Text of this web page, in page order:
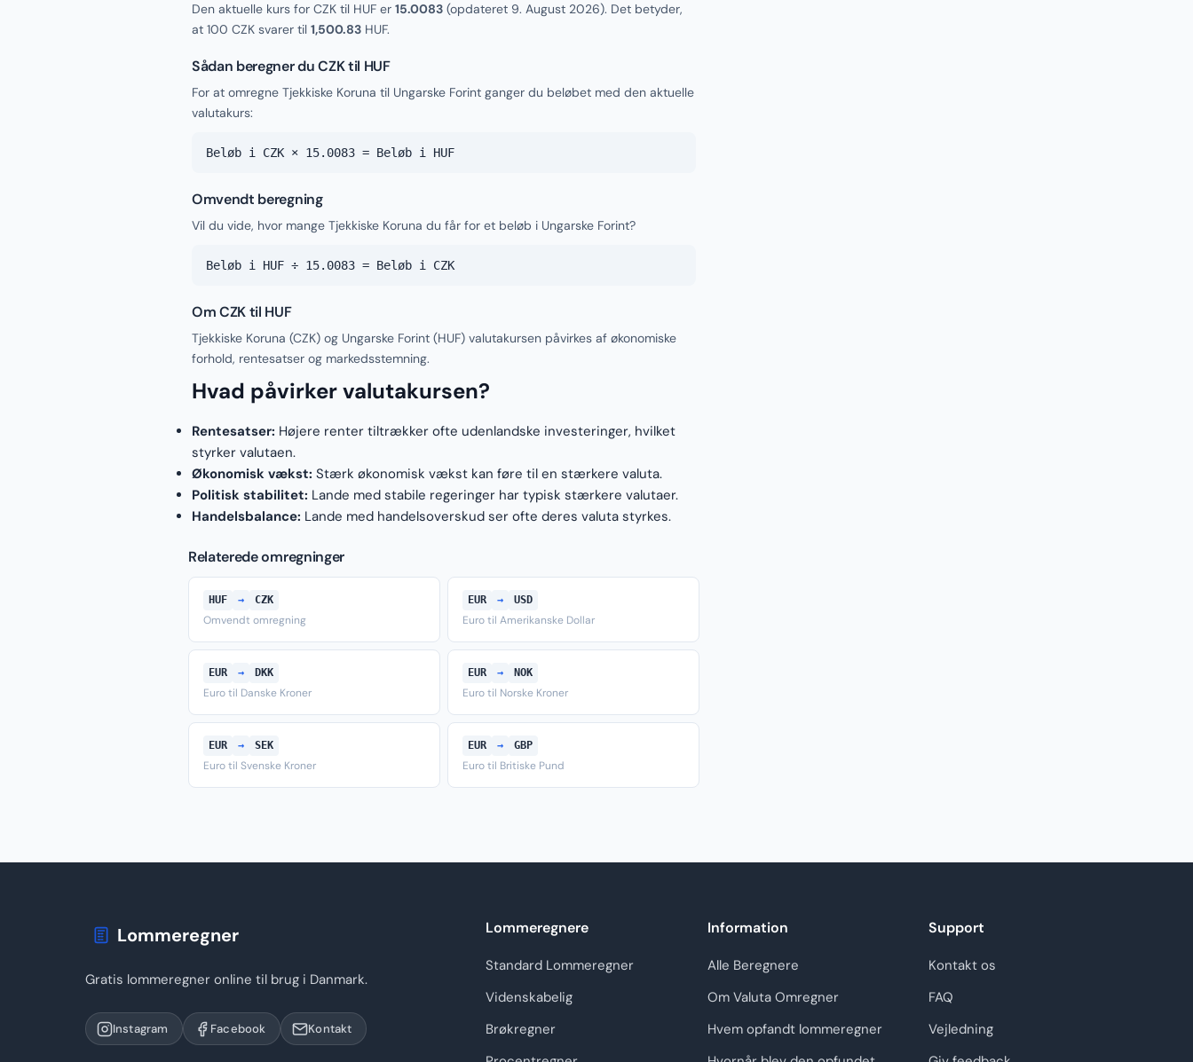
Den aktuelle kurs for CZK til HUF er 15.0083 (opdateret 9. August 2026). Det betyder,
at 100 CZK svarer til 1,500.83 HUF.
Sådan beregner du CZK til HUF
For at omregne Tjekkiske Koruna til Ungarske Forint ganger du beløbet med den aktuelle
valutakurs:
Beløb i CZK × 15.0083 = Beløb i HUF
Omvendt beregning
Vil du vide, hvor mange Tjekkiske Koruna du får for et beløb i Ungarske Forint?
Beløb i HUF ÷ 15.0083 = Beløb i CZK
Om CZK til HUF
Tjekkiske Koruna (CZK) og Ungarske Forint (HUF) valutakursen påvirkes af økonomiske
forhold, rentesatser og markedsstemning.
Hvad påvirker valutakursen?
Rentesatser: Højere renter tiltrækker ofte udenlandske investeringer, hvilket
styrker valutaen.
Økonomisk vækst: Stærk økonomisk vækst kan føre til en stærkere valuta.
Politisk stabilitet: Lande med stabile regeringer har typisk stærkere valutaer.
Handelsbalance: Lande med handelsoverskud ser ofte deres valuta styrkes.
Relaterede omregninger
HUF → CZK
Omvendt omregning
EUR → USD
Euro til Amerikanske Dollar
EUR → DKK
Euro til Danske Kroner
EUR → NOK
Euro til Norske Kroner
EUR → SEK
Euro til Svenske Kroner
EUR → GBP
Euro til Britiske Pund
Lommeregner
Gratis lommeregner online til brug i Danmark.
Instagram Facebook Kontakt
Lommeregnere
Standard Lommeregner
Videnskabelig
Brøkregner
Information
Alle Beregnere
Om Valuta Omregner
Hvem opfandt lommeregner
Support
Kontakt os
FAQ
Vejledning